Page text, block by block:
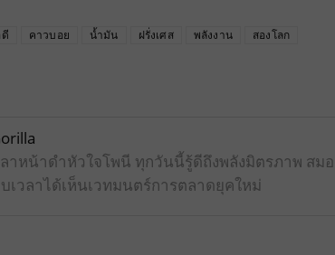
คาวบอย น้ำมัน ฝรั่งเศส พลังงาน สองโลก
าหน้าดำหัวใจโพนี ทุกวันนี้รู้ดีถึงพลังมิตรภาพ ส
เวลาได้เห็นเวทมนตร์การตลาดยุคใหม่